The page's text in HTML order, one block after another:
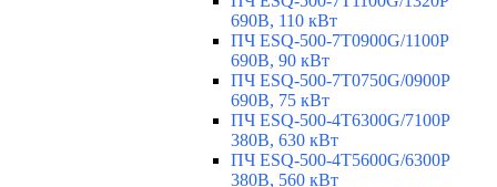
690В, 110 кВт
ПЧ ESQ-500-7T0900G/1100P
690В, 90 кВт
ПЧ ESQ-500-7T0750G/0900P
690В, 75 кВт
ПЧ ESQ-500-4T6300G/7100P
380В, 630 кВт
ПЧ ESQ-500-4T5600G/6300P
380В, 560 кВт